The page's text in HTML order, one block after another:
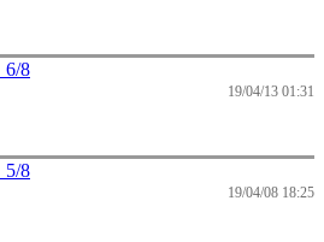
8
19/04/13 01:31
8
19/04/08 18:25